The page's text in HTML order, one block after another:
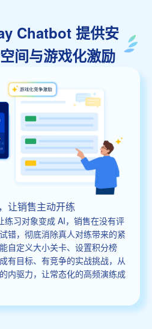
Chatbot 提供安
间与游戏化激励
让销售主动开练
练习对象变成 AI，销售在没有评
错，彻底消除真人对练带来的紧
自定义大小关卡、设置积分榜
有目标、有竞争的实战挑战，从
内驱力，让常态化的高频演练成